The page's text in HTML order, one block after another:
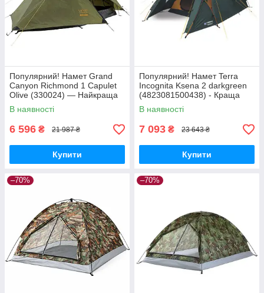
Популярний! Намет Grand
Canyon Richmond 1 Capulet
Olive (330024) — Найкраща
якість тільки на
Nukleon.com.ua
В наявності
6 596 ₴ 21 987 ₴
Купити
Популярний! Намет Terra
Incognita Ksena 2 darkgreen
(4823081500438) - Краща
якість тільки на
Nukleon.com.ua
В наявності
7 093 ₴ 23 643 ₴
Купити
–70% –70%